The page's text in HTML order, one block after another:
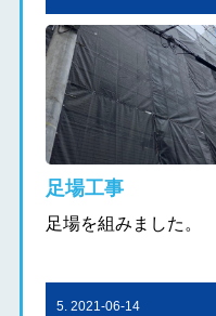
足場工事
足場を組みました。
5. 2021-06-14